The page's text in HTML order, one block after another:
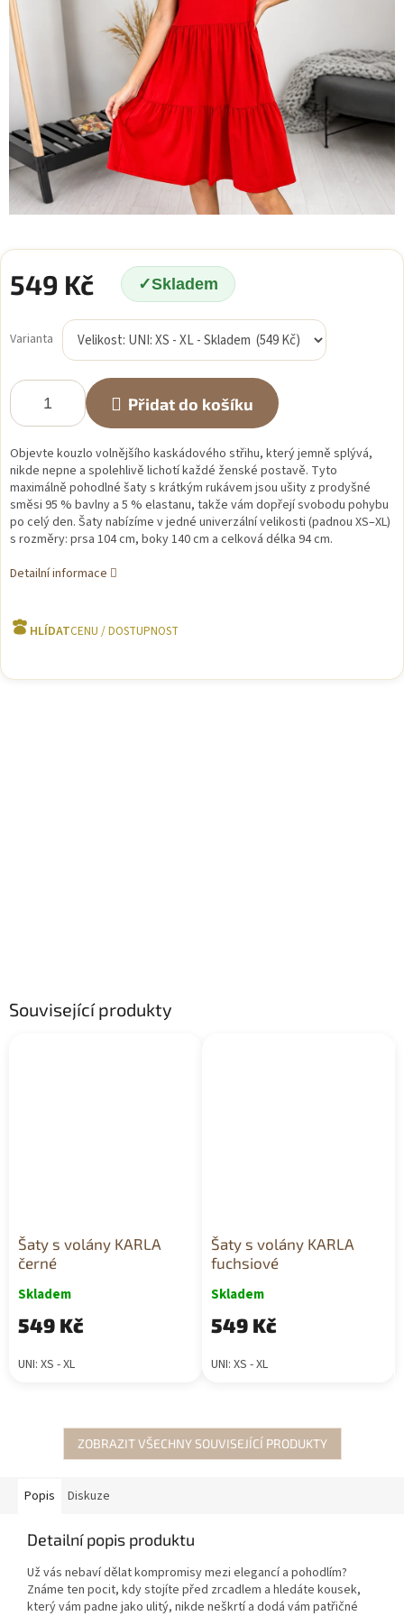
549 Kč Skladem
cena:
Varianta
Přidat do košíku
Objevte kouzlo volnějšího kaskádového střihu, který jemně splývá,
nikde nepne a spolehlivě lichotí každé ženské postavě. Tyto
maximálně pohodlné šaty s krátkým rukávem jsou ušity z prodyšné
směsi 95 % bavlny a 5 % elastanu, takže vám dopřejí svobodu pohybu
po celý den. Šaty nabízíme v jedné univerzální velikosti (padnou XS–XL)
s rozměry: prsa 104 cm, boky 140 cm a celková délka 94 cm.
Detailní informace
HLÍDAT
Související produkty
Šaty s volány KARLA
černé
Skladem
549 Kč
UNI: XS - XL
Šaty s volány KARLA
fuchsiové
Skladem
549 Kč
UNI: XS - XL
ZOBRAZIT VŠECHNY SOUVISEJÍCÍ PRODUKTY
Popis Diskuze
Detailní popis produktu
Už vás nebaví dělat kompromisy mezi elegancí a pohodlím?
Známe ten pocit, kdy stojíte před zrcadlem a hledáte kousek,
který vám padne jako ulitý, nikde neškrtí a dodá vám patřičné